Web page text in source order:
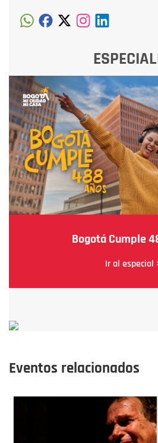
Bogotá Cumple
Ir al especial
Eventos relacionados